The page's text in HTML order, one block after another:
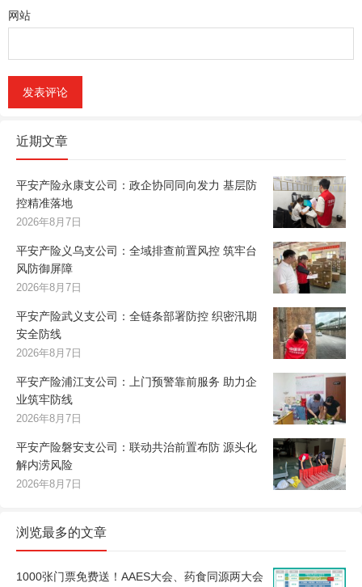
网站
近期文章
平安产险永康支公司：政企协同同向发力 基层防
控精准落地
2026年8月7日
平安产险义乌支公司：全域排查前置风控 筑牢台
风防御屏障
2026年8月7日
平安产险武义支公司：全链条部署防控 织密汛期
安全防线
2026年8月7日
平安产险浦江支公司：上门预警靠前服务 助力企
业筑牢防线
2026年8月7日
平安产险磐安支公司：联动共治前置布防 源头化
解内涝风险
2026年8月7日
浏览最多的文章
1000张门票免费送！AAES大会、药食同源两大会